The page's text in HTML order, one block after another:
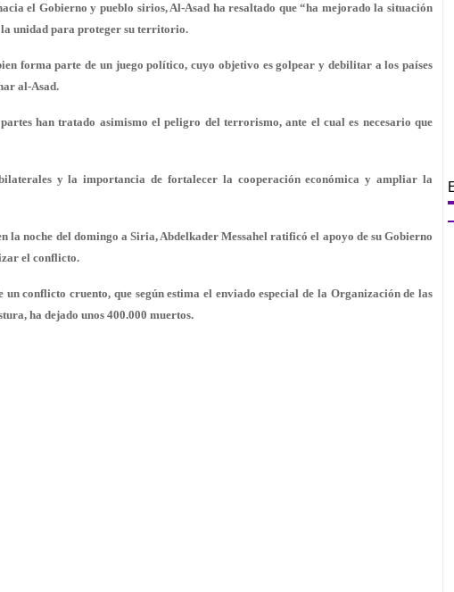
el Gobierno y pueblo sirios, Al-Asad ha resaltado que “ha mejorado la situación
unidad para proteger su territorio.
forma parte de un juego político, cuyo objetivo es golpear y debilitar a los países
al-Asad.
han tratado asimismo el peligro del terrorismo, ante el cual es necesario que
y la importancia de fortalecer la cooperación económica y ampliar la
la noche del domingo a Siria, Abdelkader Messahel ratificó el apoyo de su Gobierno
el conflicto.
conflicto cruento, que según estima el enviado especial de la Organización de las
ha dejado unos 400.000 muertos.